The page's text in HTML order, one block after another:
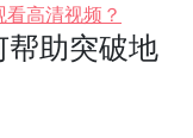
高清视频？
助突破地